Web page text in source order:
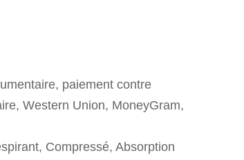
paiement contre
Western Union, MoneyGram,
Compressé, Absorption